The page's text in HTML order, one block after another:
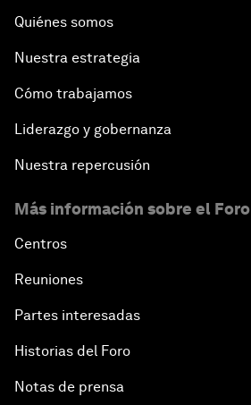
Quiénes somos
Nuestra estrategia
Cómo trabajamos
Liderazgo y gobernanza
Nuestra repercusión
Más información sobre el Foro
Centros
Reuniones
Partes interesadas
Historias del Foro
Notas de prensa